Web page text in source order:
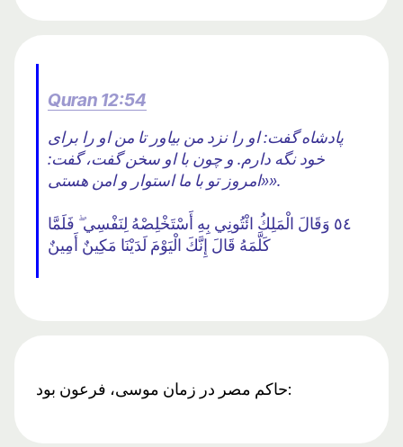
Quran 12:54
پادشاه گفت: او را نزد من بیاور تا من او را برای
خود نگه دارم. و چون با او سخن گفت، گفت:
«امروز تو با ما استوار و امن هستی».
٥٤ وَقَالَ الْمَلِكُ ائْتُونِي بِهِ أَسْتَخْلِصْهُ لِنَفْسِي ۖ فَلَمَّا
كَلَّمَهُ قَالَ إِنَّكَ الْيَوْمَ لَدَيْنَا مَكِينٌ أَمِينٌ
حاکم مصر در زمان موسی، فرعون بود: